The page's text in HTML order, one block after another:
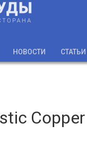
НОВОСТИ СТАТЬИ